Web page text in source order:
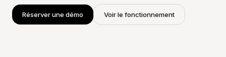
Réserver une démo Voir le fonctionnement